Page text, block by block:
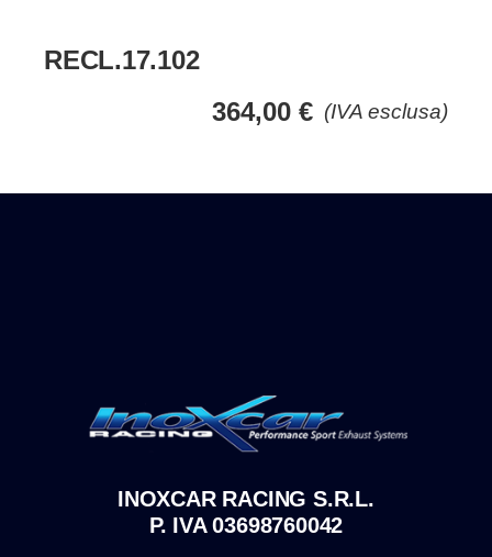
RECL.17.102
(IVA esclusa)
364,00 €
INOXCAR RACING S.R.L.
P. IVA 03698760042